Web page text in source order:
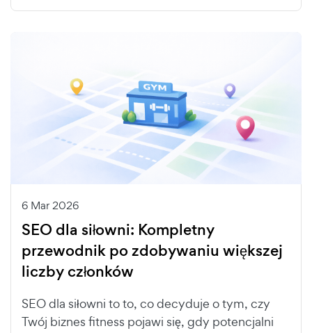
6 Mar 2026
SEO dla siłowni: Kompletny
przewodnik po zdobywaniu większej
liczby członków
SEO dla siłowni to to, co decyduje o tym, czy
Twój biznes fitness pojawi się, gdy potencjalni